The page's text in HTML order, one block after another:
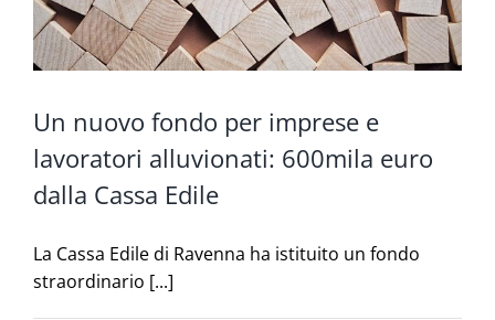
Un nuovo fondo per imprese e
lavoratori alluvionati: 600mila euro
dalla Cassa Edile
La Cassa Edile di Ravenna ha istituito un fondo
straordinario [...]